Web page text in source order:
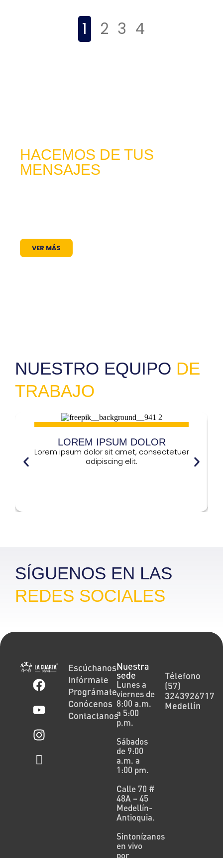
1 2 3 4
HACEMOS DE TUS
MENSAJES
VER MÁS
NUESTRO EQUIPO DE
TRABAJO
LOREM IPSUM DOLOR
Lorem ipsum dolor sit amet, consectetuer
adipiscing elit.
SÍGUENOS EN LAS
REDES SOCIALES
Escúchanos
Infórmate
Prográmate
Conócenos
Contactanos
Nuestra
sede
Lunes a
viernes de
8:00 a.m.
a 5:00
p.m.
Sábados
de 9:00
a.m. a
1:00 pm.
Calle 70 #
48A – 45
Medellín-
Antioquia.
Sintonízanos
en vivo
por
Télefono
(57)
3243926717
Medellín